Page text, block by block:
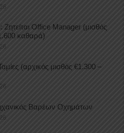
Office Manager (μισθός
καθαρά)
(αρχικός μισθός €1.300 –
Βαρέων Οχημάτων